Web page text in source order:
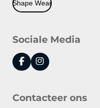
Shape Wear
Sociale Media
F
a
b
I
n
a
Contacteer ons